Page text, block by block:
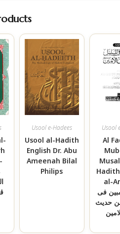
Usool e-Hadees
Usool al-Hadith
English Dr. Abu
Ameenah Bilal
Philips
Usool
Al
al-
فی
حدیث